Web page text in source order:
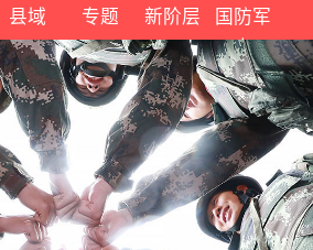
县域 专题 新阶层
国防军
事